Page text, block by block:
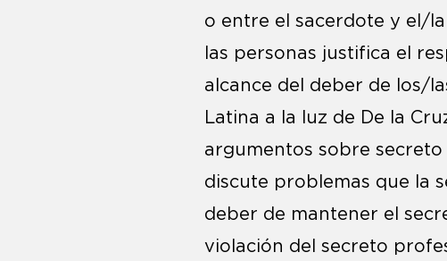
o entre el sacerdote y el/
las personas justifica el
alcance del deber de los/
Latina a la luz de De la
argumentos sobre
discute problemas que la
deber de mantener el
violación del secreto